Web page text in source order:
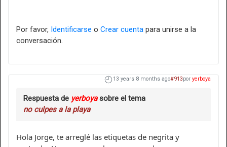
Por favor, Identificarse o Crear cuenta para unirse a la
conversación.
13 years 8 months ago#913por yerboya
Respuesta de yerboyasobre el tema
no culpes a la playa
Hola Jorge, te arreglé las etiquetas de negrita y